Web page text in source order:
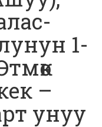
1-
–
унуу